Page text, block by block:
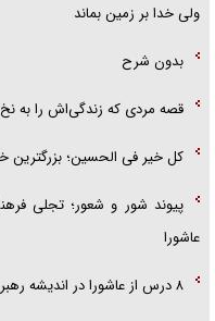
ولی خدا بر زمین بماند
بدون شرح
قصه مردی که زندگی‌اش را به
کل خیر فی الحسین؛
پیوند شور و شعور؛ تجلی
عاشورا
۸ درس از عاشورا در اندیشه رهبر شهید انقلاب اسلامی